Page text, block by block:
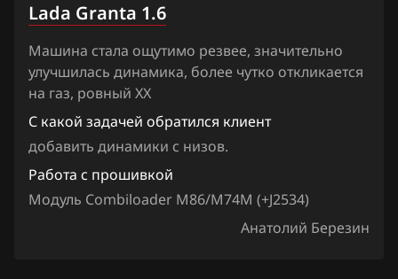
Genesis
GMC
Great Wall
Groz
Haima
Lada Granta 1.6
Машина стала ощутимо резвее, значительно
улучшилась динамика, более чутко откликается
на газ, ровный ХХ
С какой задачей обратился клиент
добавить динамики с низов.
Работа с прошивкой
Модуль Combiloader M86/M74M (+J2534)
Анатолий Березин